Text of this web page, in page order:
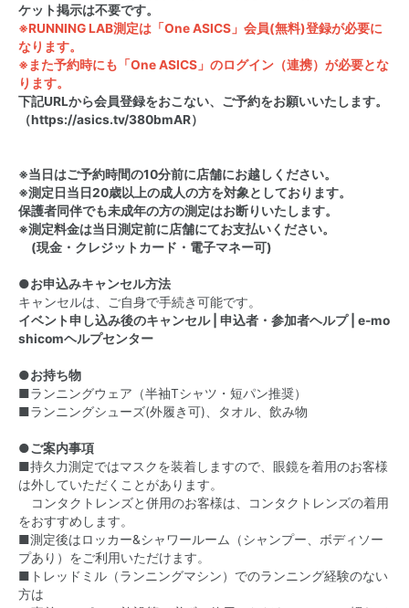
ケット掲示は不要です。
※RUNNING LAB測定は「One ASICS」会員(無料)登録が必要に
なります。
※また予約時にも「One ASICS」のログイン（連携）が必要とな
ります。
下記URLから会員登録をおこない、ご予約をお願いいたします。
（https://asics.tv/380bmAR）
※当日はご予約時間の10分前に店舗にお越しください。
※測定日当日20歳以上の成人の方を対象としております。
保護者同伴でも未成年の方の測定はお断りいたします。
※測定料金は当日測定前に店舗にてお支払いください。
(現金・クレジットカード・電子マネー可)
●お申込みキャンセル方法
キャンセルは、ご自身で手続き可能です。
イベント申し込み後のキャンセル | 申込者・参加者ヘルプ | e-mo
shicomヘルプセンター
●お持ち物
■ランニングウェア（半袖Tシャツ・短パン推奨）
■ランニングシューズ(外履き可)、タオル、飲み物
●ご案内事項
■持久力測定ではマスクを装着しますので、眼鏡を着用のお客様
は外していただくことがあります。
コンタクトレンズと併用のお客様は、コンタクトレンズの着用
をおすすめします。
■測定後はロッカー&シャワールーム（シャンプー、ボディソー
プあり）をご利用いただけます。
■トレッドミル（ランニングマシン）でのランニング経験のない
方は